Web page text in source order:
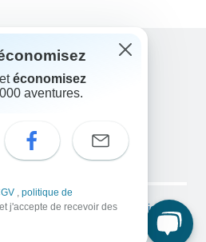
réservés.
de confidentialité
Cookies
économisez
aventures.
, politique de
j'accepte de recevoir des